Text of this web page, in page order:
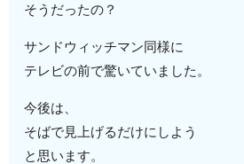
そうだったの？
サンドウィッチマン同様に
テレビの前で驚いていました。
今後は、
そばで見上げるだけにしよう
と思います。